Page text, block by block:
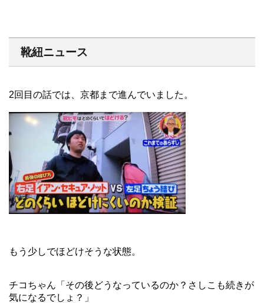
靴紐ニュース
2回目の話では、京都まで進んでいました。
もう少しでほどけそうな状態。
チコちゃん「その後どうなっているのか？さしこも続きが
気になるでしょ？」